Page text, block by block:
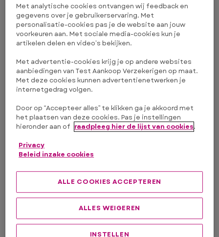
Abonneenummer
-
Optioneel
Postcode
Selecteer een onderwerp
contacteren
Met analytische cookies ontvangen wij feedback en
gegevens over je gebruikerservaring. Met
personalisatie-cookies pas je de website aan jouw
voorkeuren aan. Met sociale media-cookies kun je
artikelen delen en video’s bekijken.
Met advertentie-cookies krijg je op andere websites
aanbiedingen van Test Aankoop Verzekerigen op maat.
Met deze cookies kunnen advertentienetwerken je
internetgedrag volgen.
Door op “Accepteer alles” te klikken ga je akkoord met
het plaatsen van deze cookies. Pas je instellingen
hieronder aan of raadpleeg hier de lijst van cookies.
Privacy
Beleid inzake cookies
ALLES WEIGEREN
ALLE COOKIES ACCEPTEREN
INSTELLEN